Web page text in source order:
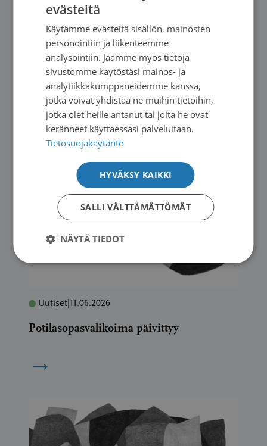
Lämmin kiitos kokemuksistanne ja
Yhteistyöterveisin,
Emma Andersson / Suomen Syöpäpotilaat ry
Kuva: iStock (kuva ei liity lääkevalmisteeseen)
Uutiset 11.06.2026
Potilasopasvalikoima päivittyy
→
SWEDISH
evästeitä
Käytämme evästeitä sisällön, mainosten
personointiin ja liikenteemme
analysointiin. Jaamme myös tietoja
sivustomme käytöstäsi mainos- ja
analytiikkakumppaneidemme kanssa,
jotka voivat yhdistää ne muihin tietoihin,
jotka olet heille antanut tai joita he ovat
keränneet käyttäessäsi palveluitaan.
Tietosuojakäytäntö
HYVÄKSY KAIKKI
SALLI VÄLTTÄMÄTTÖMÄT
NÄYTÄ TIEDOT